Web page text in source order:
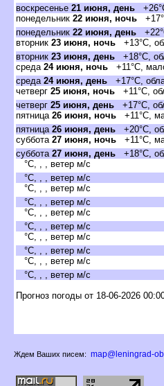
оскресенье 21 июня, день
понедельник 22 июня, ночь
понедельник 22 июня, день
торник 23 июня, ночь +13°C,
торник 23 июня, день +18°C,
среда 24 июня, ночь +11°C,
среда 24 июня, день +17°C,
четвер 25 июня, ночь +11°C,
четвер 25 июня, день +17°C,
пятница 26 июня, ночь +11°C,
пятница 26 июня, день +20°C,
суббота 27 июня, ночь +11°C,
суббота 27 июня, день +18°C,
°C, , , ветер м/с
°C, , , ветер м/с
°C, , , ветер м/с
°C, , , ветер м/с
°C, , , ветер м/с
°C, , , ветер м/с
°C, , , ветер м/с
°C, , , ветер м/с
°C, , , ветер м/с
°C, , , ветер м/с
Прогноз погоды от 18-06-2026
Ждем Ваших писем: map@leningrad-